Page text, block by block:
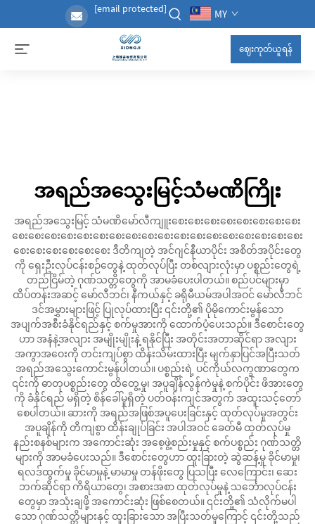
[email protected] MY
ဈေးကုတ်ယူရန်
အရည်အသွေးမြင့်သံမဏိကြိုး
အရည်အသွေးမြင့် သံမဏိမော်လီကျူးစေးစေးစေးစေးစေးစေးစေးစေး
စေးစေးစေးစေးစေးစေးစေးစေးစေးစေးစေးစေးစေးစေးစေးစေးစေးစေး
စေးစေးစေးစေးစေးစေး ဒီတိကျတဲ့ အင်ဂျင်နီယာပိုင်း အစိတ်အပိုင်းတွေ
ကို ရှေးဦးလုပ်ငန်းစဉ်တွေနဲ့ ထုတ်လုပ်ပြီး တစ်လျားလုံးမှာ ပစ္စည်းတွေရဲ့
တည်ငြိမ်တဲ့ ဂုဏ်သတ္တိတွေကို အာမခံပေးပါတယ်။ စည်ပင်များမှာ
ထိပ်တန်းအဆင့် မော်လီဘင်၊ နီကယ်နှင့် ခရိုမီယမ်အပါအဝင် မော်လီဘင်
ဒင်အမွှားများဖြင့် ပြုလုပ်ထားပြီး ၎င်းတို့၏ ပိုမိုကောင်းမွန်သော
အပျက်အစီးခံနိုင်ရည်နှင့် စက်မှုအားကို ထောက်ပံ့ပေးသည်။ ဒီစောင်းတွေ
ဟာ အနံနဲ့အလျား အမျိုးမျိုးနဲ့ ရနိုင်ပြီး အတိုင်းအတာဆိုင်ရာ အလျား
အကွာအဝေးကို တင်းကျပ်စွာ ထိန်းသိမ်းထားပြီး မျက်နှာပြင်အပြီးသတ်
အရည်အသွေးကောင်းမွန်ပါတယ်။ ပစ္စည်းရဲ့ ပင်ကိုယ်လက္ခဏာတွေက
၎င်းကို ဓာတုပစ္စည်းတွေ ထိတွေ့မှု၊ အပူချိန်လွန်ကဲမှုနဲ့ စက်ပိုင်း ဖိအားတွေ
ကို ခံနိုင်ရည် မရှိတဲ့ စိန်ခေါ်မှုရှိတဲ့ ပတ်ဝန်းကျင်အတွက် အထူးသင့်တော်
စေပါတယ်။ ဆားကို အရည်အဖြစ်အပူပေးခြင်းနှင့် ထုတ်လုပ်မှုအတွင်း
အပူချိန်ကို တိကျစွာ ထိန်းချုပ်ခြင်း အပါအဝင် ခေတ်မီ ထုတ်လုပ်မှု
နည်းစနစ်များက အကောင်းဆုံး အစေ့ဖွဲ့စည်းမှုနှင့် စက်ပစ္စည်း ဂုဏ်သတ္တိ
များကို အာမခံပေးသည်။ ဒီစောင်းတွေဟာ ထူးခြားတဲ့ ဆွဲဆန့်မှု ခိုင်မာမှု၊
ရလဒ်ထွက်မှု ခိုင်မာမှုနဲ့ မာမာမှု တန်ဖိုးတွေ ပြသပြီး လေကြောင်း၊ ဆေး
ဘက်ဆိုင်ရာ ကိရိယာတွေ၊ အစားအစာ ထုတ်လုပ်မှုနဲ့ သင်္ဘောလုပ်ငန်း
တွေမှာ အသုံးချဖို့ အကောင်းဆုံး ဖြစ်စေတယ်။ ၎င်းတို့၏ သံလိုက်မပါ
သော ဂုဏ်သတ္တိများနှင့် ထူးခြားသော အပြီးသတ်မှုကြောင့် ၎င်းတို့သည်